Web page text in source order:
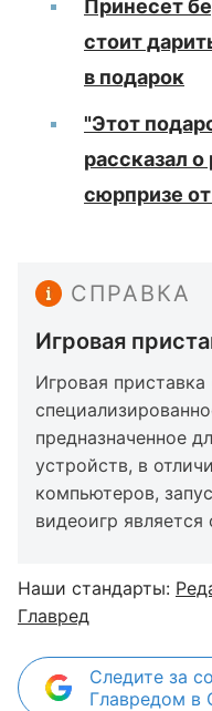
Принесет
стоит
в подарок
"Этот
рассказал
сюрпризе
СПРАВКА
Игровая
Игровая
предназначенное
устройств, в
компьютеров,
видеоигр является
Наши стандарты:
Главред
Следите за
Главредом в